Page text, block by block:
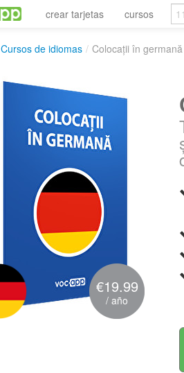
crear tarjetas cursos
Cursos de idiomas / Colocații în germană
€19.99
/ año